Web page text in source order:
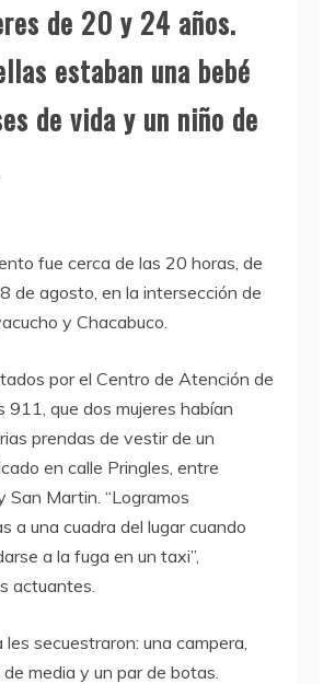
de 20 y 24 años.
estaban una bebé
de vida y un niño de
fue cerca de las 20 horas, de
de agosto, en la intersección de
y Chacabuco.
por el Centro de Atención de
911, que dos mujeres habían
prendas de vestir de un
en calle Pringles, entre
San Martin. “Logramos
a una cuadra del lugar cuando
a la fuga en un taxi”,
actuantes.
les secuestraron: una campera,
media y un par de botas.